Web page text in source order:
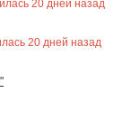
20 дней назад
20 дней назад